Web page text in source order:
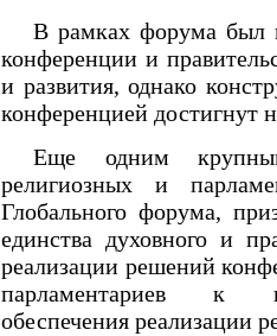
В рамках форума был
конференции и
и развития, однако
конференцией достигнут
Еще одним
религиозных и
Глобального форума,
единства духовного и
реализации решений
парламентариев к
обеспечения реализации